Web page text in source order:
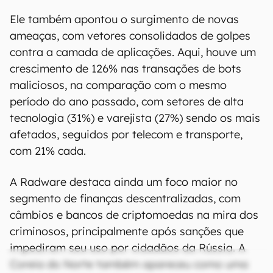
Ele também apontou o surgimento de novas
ameaças, com vetores consolidados de golpes
contra a camada de aplicações. Aqui, houve um
crescimento de 126% nas transações de bots
maliciosos, na comparação com o mesmo
período do ano passado, com setores de alta
tecnologia (31%) e varejista (27%) sendo os mais
afetados, seguidos por telecom e transporte,
com 21% cada.
A Radware destaca ainda um foco maior no
segmento de finanças descentralizadas, com
câmbios e bancos de criptomoedas na mira dos
criminosos, principalmente após sanções que
impediram seu uso por cidadãos da Rússia. A
Coreia do Norte também apareceu como uma